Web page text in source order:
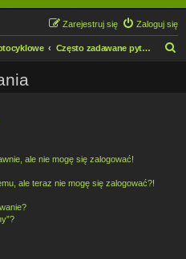
Zaloguj się
Zarejestruj się
Często zadawane pytania
ale nie mogę się zalogować!
ale teraz nie mogę się zalogować?!